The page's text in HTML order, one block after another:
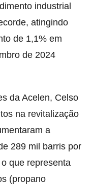
industrial
atingindo
de 1,1% em
de 2024
da Acelen, Celso
na revitalização
a
289 mil barris por
que representa
(propano